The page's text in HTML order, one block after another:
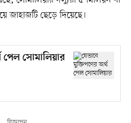
জাহাজটি ছেড়ে দিয়েছে।
পেল সোমালিয়ার